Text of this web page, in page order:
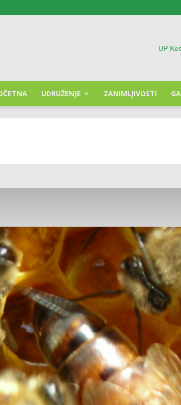
UDRUŽENJE ZANIMLJIVOSTI